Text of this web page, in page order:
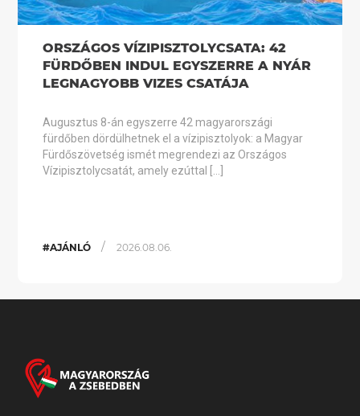
ORSZÁGOS VÍZIPISZTOLYCSATA: 42
FÜRDŐBEN INDUL EGYSZERRE A NYÁR
LEGNAGYOBB VIZES CSATÁJA
Augusztus 8-án egyszerre 42 magyarországi
fürdőben dördülhetnek el a vízipisztolyok: a Magyar
Fürdőszövetség ismét megrendezi az Országos
Vízipisztolycsatát, amely ezúttal […]
#AJÁNLÓ / 2026.08.06.